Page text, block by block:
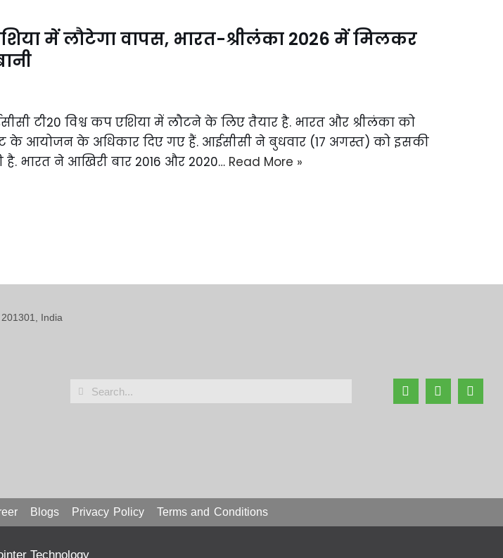
में लौटेगा वापस, भारत-श्रीलंका 2026 में मिलकर
टी20 विश्व कप एशिया में लौटने के लिए तैयार है. भारत और श्रीलंका को
के आयोजन के अधिकार दिए गए हैं. आईसीसी ने बुधवार (17 अगस्त) को इसकी
है. भारत ने आखिरी बार 2016 और 2020… Read More »
India
Blogs Privacy Policy Terms and Conditions
Technology